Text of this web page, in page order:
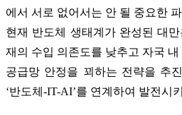
에서 서로 없어서는 안 될 중요한
현재 반도체 생태계가 완성된 대
재의 수입 의존도를 낮추고 자국
공급망 안정을 꾀하는 전략을 추
‘반도체-IT-AI’를 연계하여 발전시